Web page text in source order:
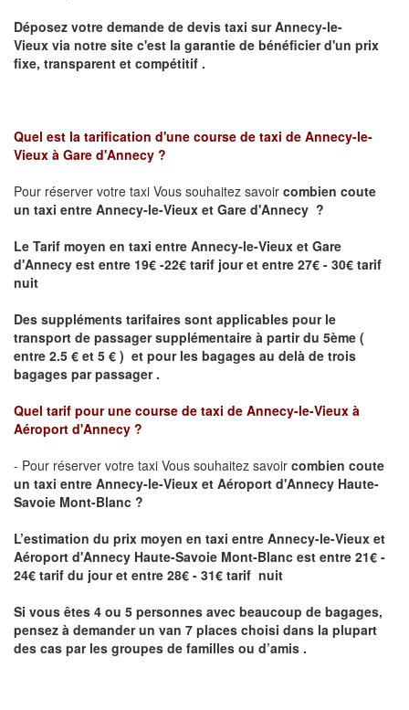
Déposez votre demande de devis taxi surAnnecy-le-
Vieux via notre site c'est la garantie de bénéficier d'un prix
fixe, transparent et compétitif .
Quel est la tarification d'une course de taxi de Annecy-le-
Vieux à Gare d'Annecy ?
Pour réserver votre taxi Vous souhaitez savoir combien coute
un taxi entre Annecy-le-Vieux et Gare d'Annecy ?
Le Tarif moyen en taxi entre Annecy-le-Vieux et Gare
d'Annecy est entre 19€ -22€ tarif jour et entre 27€ - 30€ tarif
nuit
Des suppléments tarifaires sont applicables pour le
transport de passager supplémentaire à partir du 5ème (
entre 2.5 € et 5 € ) et pour les bagages au delà de trois
bagages par passager .
Quel tarif pour une course de taxi de Annecy-le-Vieux à
Aéroport d'Annecy ?
- Pour réserver votre taxi Vous souhaitez savoir combien coute
un taxi entre Annecy-le-Vieux et Aéroport d'Annecy Haute-
Savoie Mont-Blanc ?
L’estimation du prix moyen en taxi entre Annecy-le-Vieux et
Aéroport d'Annecy Haute-Savoie Mont-Blanc est entre 21€ -
24€ tarif du jour et entre 28€ - 31€ tarif nuit
Si vous êtes 4 ou 5 personnes avec beaucoup de bagages,
pensez à demander un van 7 places choisi dans la plupart
des cas par les groupes de familles ou d’amis .